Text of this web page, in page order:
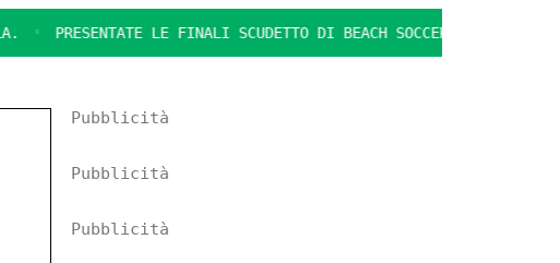
PRESENTATE LE FINALI SCUDETTO DI BEACH SOCCER IL GIOCO SI FA
Pubblicità
Pubblicità
Pubblicità